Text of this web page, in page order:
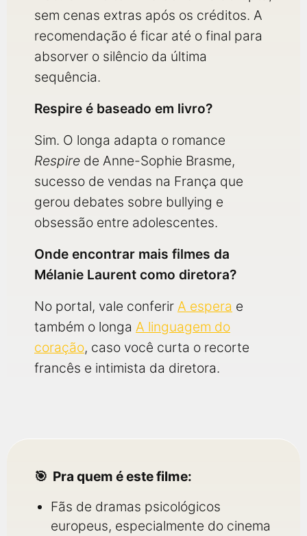
sem cenas extras após os créditos. A
recomendação é ficar até o final para
absorver o silêncio da última
sequência.
Respire é baseado em livro?
Sim. O longa adapta o romance
Respire de Anne-Sophie Brasme,
sucesso de vendas na França que
gerou debates sobre bullying e
obsessão entre adolescentes.
Onde encontrar mais filmes da
Mélanie Laurent como diretora?
No portal, vale conferir A espera e
também o longa A linguagem do
coração, caso você curta o recorte
francês e intimista da diretora.
Pra quem é este filme:
Fãs de dramas psicológicos
europeus, especialmente do cinema